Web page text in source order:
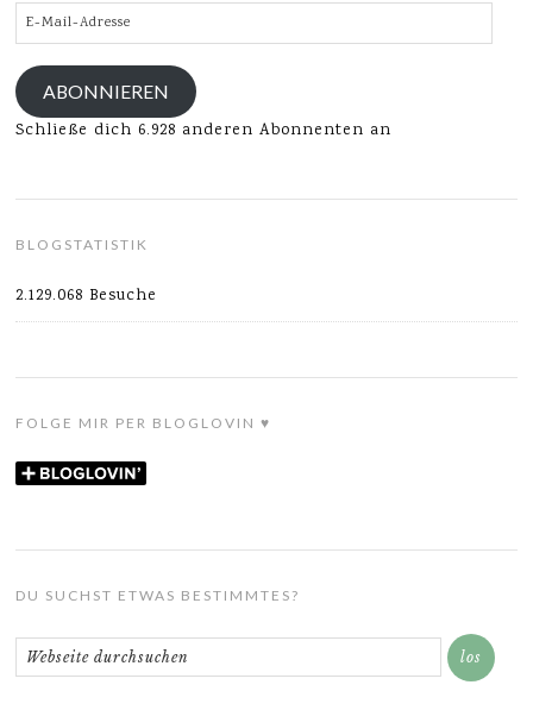
E-
Mail-
Adresse
ABONNIEREN
Schließe dich 6.928 anderen Abonnenten an
BLOGSTATISTIK
2.129.068 Besuche
FOLGE MIR PER BLOGLOVIN ♥
DU SUCHST ETWAS BESTIMMTES?